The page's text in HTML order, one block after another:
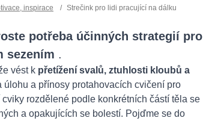
inspirace / Strečink pro lidi pracující na dálku
potřeba účinných strategií pro
sezením .
vést k přetížení svalů, ztuhlosti kloubů a
úlohu a přínosy protahovacích cvičení pro
rozdělené podle konkrétních částí těla se
a opakujících se bolestí. Pojďme se do